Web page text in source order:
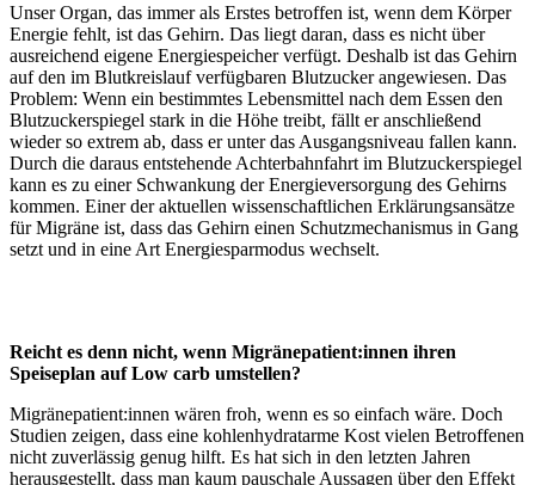
Unser Organ, das immer als Erstes betroffen ist, wenn dem Körper
Energie fehlt, ist das Gehirn. Das liegt daran, dass es nicht über
ausreichend eigene Energiespeicher verfügt. Deshalb ist das Gehirn
auf den im Blutkreislauf verfügbaren Blutzucker angewiesen. Das
Problem: Wenn ein bestimmtes Lebensmittel nach dem Essen den
Blutzuckerspiegel stark in die Höhe treibt, fällt er anschließend
wieder so extrem ab, dass er unter das Ausgangsniveau fallen kann.
Durch die daraus entstehende Achterbahnfahrt im Blutzuckerspiegel
kann es zu einer Schwankung der Energieversorgung des Gehirns
kommen. Einer der aktuellen wissenschaftlichen Erklärungsansätze
für Migräne ist, dass das Gehirn einen Schutzmechanismus in Gang
setzt und in eine Art Energiesparmodus wechselt.
Reicht es denn nicht, wenn Migränepatient:innen ihren
Speiseplan auf Low carb umstellen?
Migränepatient:innen wären froh, wenn es so einfach wäre. Doch
Studien zeigen, dass eine kohlenhydratarme Kost vielen Betroffenen
nicht zuverlässig genug hilft. Es hat sich in den letzten Jahren
herausgestellt, dass man kaum pauschale Aussagen über den Effekt